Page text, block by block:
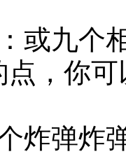
九个
点，你
弹炸